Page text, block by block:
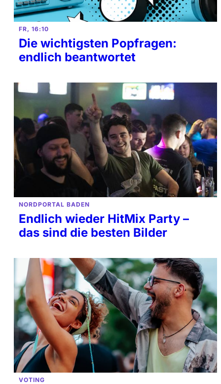
FR, 16:10
Die wichtigsten Popfragen:
endlich beantwortet
NORDPORTAL BADEN
Endlich wieder HitMix Party –
das sind die besten Bilder
VOTING